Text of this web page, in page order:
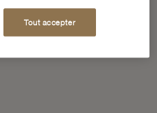
Tout accepter